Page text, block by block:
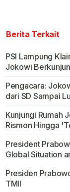
Berita Terkait
PSI Lampung
Jokowi
Pengacara:
dari SD Sampai
Kunjungi Rumah
Rismon Hingga
President
Global Situation
Presiden
TMII